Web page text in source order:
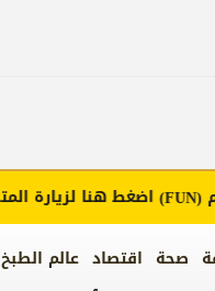
صحة اقتصاد عالم الطبخ
اضغط هنا لزيارة المتجر